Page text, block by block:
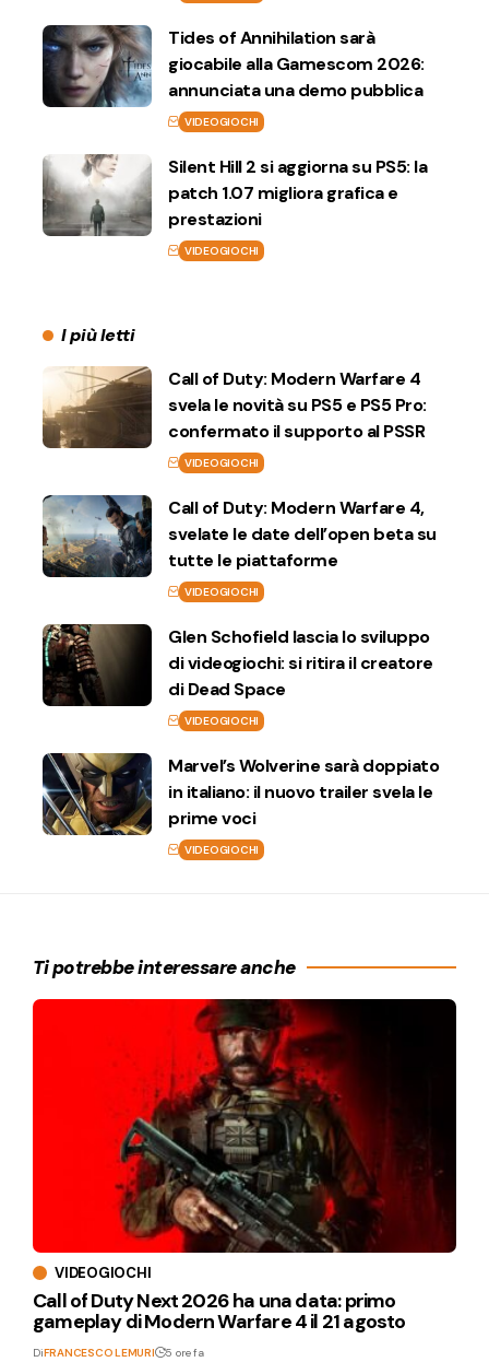
Tides of Annihilation sarà
giocabile alla Gamescom 2026:
annunciata una demo pubblica
VIDEOGIOCHI
Silent Hill 2 si aggiorna su PS5: la
patch 1.07 migliora grafica e
prestazioni
VIDEOGIOCHI
I più letti
Call of Duty: Modern Warfare 4
svela le novità su PS5 e PS5 Pro:
confermato il supporto al PSSR
VIDEOGIOCHI
Call of Duty: Modern Warfare 4,
svelate le date dell’open beta su
tutte le piattaforme
VIDEOGIOCHI
Glen Schofield lascia lo sviluppo
di videogiochi: si ritira il creatore
di Dead Space
VIDEOGIOCHI
Marvel’s Wolverine sarà doppiato
in italiano: il nuovo trailer svela le
prime voci
VIDEOGIOCHI
Ti potrebbe interessare anche
VIDEOGIOCHI
Call of Duty Next 2026 ha una data: primo
gameplay di Modern Warfare 4 il 21 agosto
DiFRANCESCO LEMURI 5 ore fa